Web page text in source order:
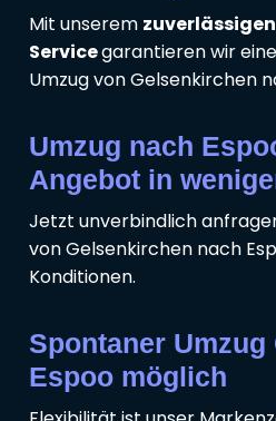
Mit unserem
Servicegarantieren wir
Umzug von Gelsenkirchen
Umzug nach
Angebot in
Jetzt unverbindlich
von Gelsenkirchen nach
Konditionen.
Spontaner
Espoo möglich